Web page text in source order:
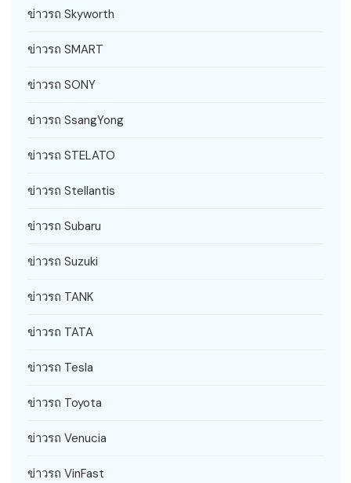
ข่าวรถ Skyworth
ข่าวรถ SMART
ข่าวรถ SONY
ข่าวรถ SsangYong
ข่าวรถ STELATO
ข่าวรถ Stellantis
ข่าวรถ Subaru
ข่าวรถ Suzuki
ข่าวรถ TANK
ข่าวรถ TATA
ข่าวรถ Tesla
ข่าวรถ Toyota
ข่าวรถ Venucia
ข่าวรถ VinFast